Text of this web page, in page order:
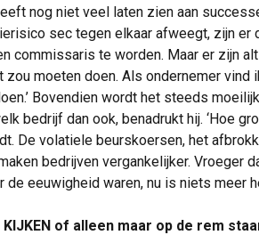
nog niet veel laten zien aan
sec tegen elkaar afweegt, zijn er
commissaris te worden. Maar er zijn
zou moeten doen. Als ondernemer vind
Bovendien wordt het steeds
bedrijf dan ook, benadrukt hij. ‘Hoe
De volatiele beurskoersen, het
bedrijven vergankelijker. Vroeger
de eeuwigheid waren, nu is niets meer
KIJKEN of alleen maar op de rem